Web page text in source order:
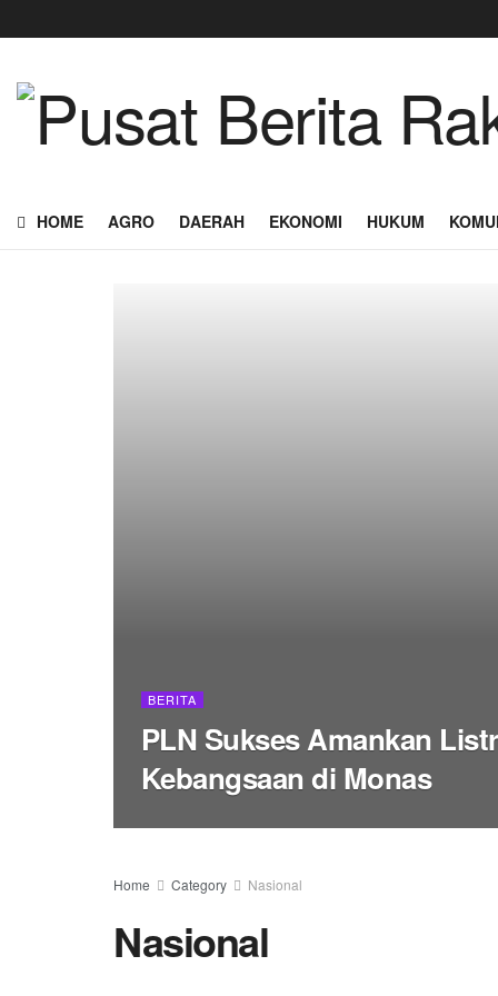
HOME AGRO DAERAH EKONOMI HUKUM
BERITA
PLN Sukses Amankan
Kebangsaan di Monas
Home Category Nasional
Nasional